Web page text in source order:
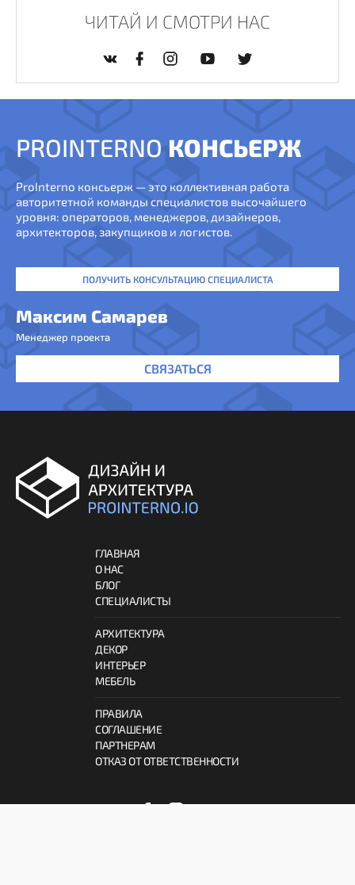
ЧИТАЙ И СМОТРИ НАС
PROINTERNO КОНСЬЕРЖ
ProInterno консьерж — это коллективная работа
авторитетной команды специалистов высочайшего
уровня: операторов, менеджеров, дизайнеров,
архитекторов, закупщиков и логистов.
ПОЛУЧИТЬ КОНСУЛЬТАЦИЮ СПЕЦИАЛИСТА
Максим Самарев
Менеджер проекта
СВЯЗАТЬСЯ
ГЛАВНАЯ
О НАС
БЛОГ
СПЕЦИАЛИСТЫ
АРХИТЕКТУРА
ДЕКОР
ИНТЕРЬЕР
МЕБЕЛЬ
ПРАВИЛА
СОГЛАШЕНИЕ
ПАРТНЕРАМ
ОТКАЗ ОТ ОТВЕТСТВЕННОСТИ